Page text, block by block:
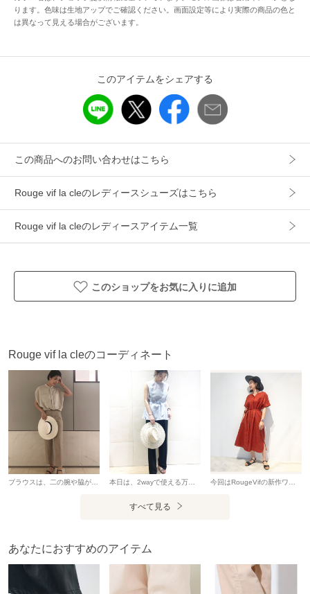
弊社カラー：メーカーカラー
グレイッシュべージュ：NOMAD
※同型色違い（31520262012）
【Paes/ペイズ/フェーズ】
自社開発したシステムで作り出した素材は、
歩いている時にかかる足への負担を軽減してくれるリカバリ
※サイズについて弊社販売サイズ：メーカーサイズ
37サイズ（24）：24.0
※メーカー品番PAES FLIPFLOP
※取り扱いについて
1.本製品は素材特性上、長時間直射日光及び高温（40C）にさ
せん。
2.雨等による濡れた地面では滑りやすいのでご注意ください。
ります。色味は生地アップでご確認ください。画面設定等により実際の商品の色と
は異なって見える場合がございます。
このアイテムをシェアする
この商品へのお問い合わせはこちら
Rouge vif la cleのレディースシューズはこちら
Rouge vif la cleのレディースアイテム一覧
このショップをお気に入りに追加
Rouge vif la cleのコーディネート
すべて見る
あなたにおすすめのアイテム